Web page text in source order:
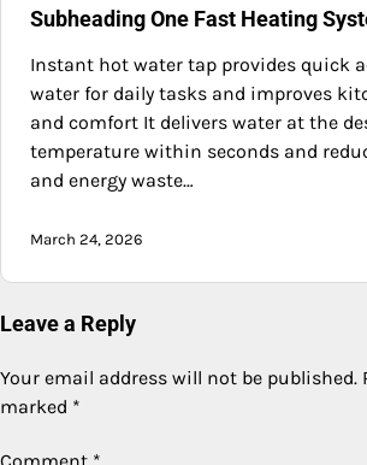
Subheading One Fast Heating
Instant hot water tap provides quick
water for daily tasks and improves
and comfort It delivers water at the
temperature within seconds and
and energy waste…
March 24, 2026
Leave a Reply
Your email address will not be published.
marked *